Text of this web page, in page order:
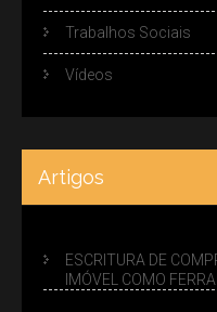
Trabalhos Sociais
Vídeos
Artigos
ESCRITURA DE
IMÓVEL COMO